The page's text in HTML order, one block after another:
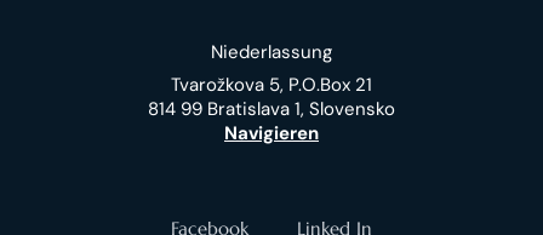
Niederlassung
Tvarožkova 5, P.O.Box 21
814 99 Bratislava 1, Slovensko
Navigieren
Facebook Linked In